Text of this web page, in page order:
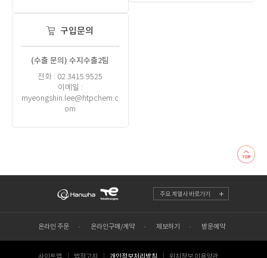
구입문의
(수출 문의) 수지수출2팀
전화 : 02.3415.9525
이메일 :
myeongshin.lee@htpchem.c
om
주요 계열사 바로가기
온라인 주문 온라인구매/계약 제보하기 방문예약